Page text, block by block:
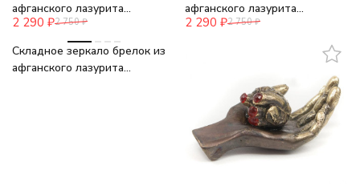
афганского лазурита
прямоугольное
2 290 ₽2 750 ₽
афганского лазурита
"Сердце"
2 290 ₽2 750 ₽
-17%
Складное зеркало брелок из
афганского лазурита